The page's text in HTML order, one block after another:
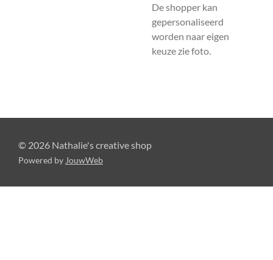
De shopper kan
gepersonaliseerd
worden naar eigen
keuze zie foto.
© 2026 Nathalie's creative shop
Powered by JouwWeb